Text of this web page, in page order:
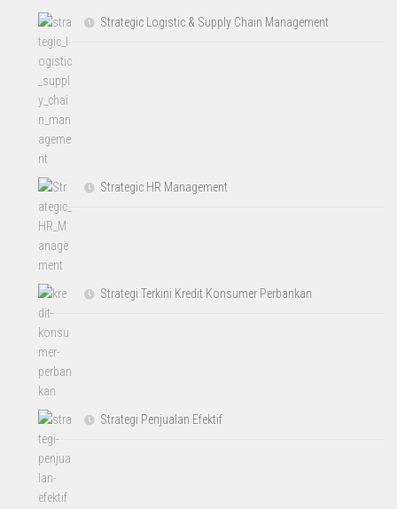
Strategic Logistic & Supply Chain Management
Strategic HR Management
Strategi Terkini Kredit Konsumer Perbankan
Strategi Penjualan Efektif